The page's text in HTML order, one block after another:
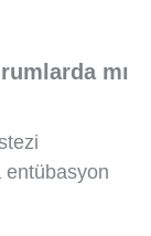
mı
entübasyon